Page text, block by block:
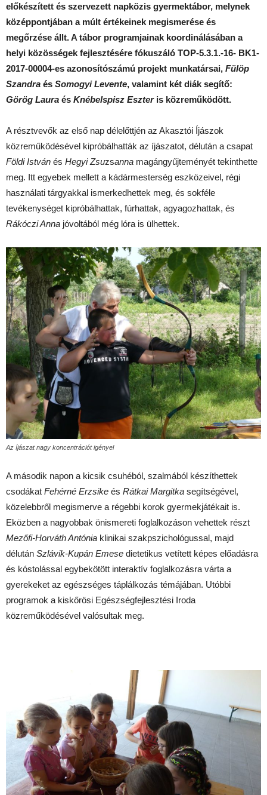
előkészített és szervezett napközis gyermektábor, melynek
középpontjában a múlt értékeinek megismerése és
megőrzése állt. A tábor programjainak koordinálásában a
helyi közösségek fejlesztésére fókuszáló TOP-5.3.1.-16- BK1-
2017-00004-es azonosítószámú projekt munkatársai, Fülöp
Szandra és Somogyi Levente, valamint két diák segítő:
Görög Laura és Knébelspisz Eszteris közreműködött.
A résztvevők az első nap délelőttjén az Akasztói Íjászok
közreműködésével kipróbálhatták az íjászatot, délután a csapat
Földi István és Hegyi Zsuzsanna magángyűjteményét tekinthette
meg. Itt egyebek mellett a kádármesterség eszközeivel, régi
használati tárgyakkal ismerkedhettek meg, és sokféle
tevékenységet kipróbálhattak, fúrhattak, agyagozhattak, és
Rákóczi Anna jóvoltából még lóra is ülhettek.
Az íjászat nagy koncentrációt igényel
A második napon a kicsik csuhéból, szalmából készíthettek
csodákat Fehérné Erzsike és Rátkai Margitka segítségével,
közelebbről megismerve a régebbi korok gyermekjátékait is.
Eközben a nagyobbak önismereti foglalkozáson vehettek részt
Mezőfi-Horváth Antónia klinikai szakpszichológussal, majd
délután Szlávik-Kupán Emese dietetikus vetített képes előadásra
és kóstolással egybekötött interaktív foglalkozásra várta a
gyerekeket az egészséges táplálkozás témájában. Utóbbi
programok a kiskőrösi Egészségfejlesztési Iroda
közreműködésével valósultak meg.